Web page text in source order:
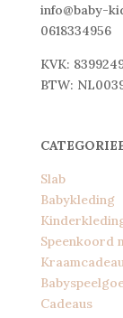
info@baby-
0618334956
KVK:
BTW:
Slab
Babykleding
Speenkoord
Cadeaus